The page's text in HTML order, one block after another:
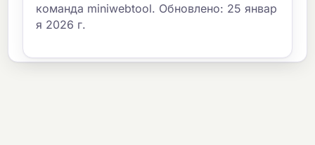
команда miniwebtool. Обновлено: 25 январ
я 2026 г.